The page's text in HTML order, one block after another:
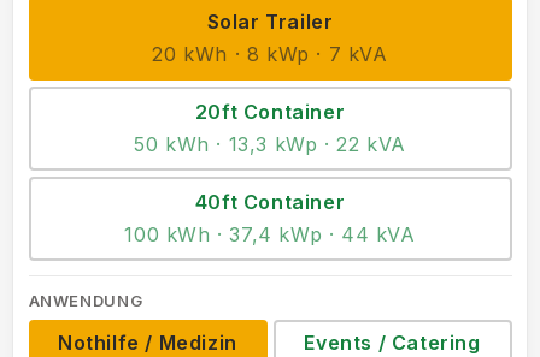
Solar Trailer
20 kWh · 8 kWp · 7 kVA
20ft Container
50 kWh · 13,3 kWp · 22 kVA
40ft Container
100 kWh · 37,4 kWp · 44 kVA
ANWENDUNG
Nothilfe / Medizin
Events / Catering